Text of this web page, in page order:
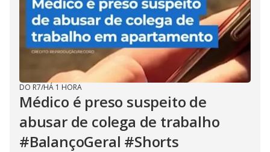
DO R7/HÁ 1 HORA
Médico é preso suspeito de
abusar de colega de trabalho
#BalançoGeral #Shorts